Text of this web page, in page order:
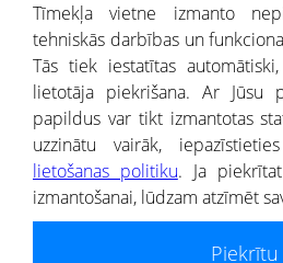
Dzimtas
Uzņēmumu
Monitorings
Kredītizziņa par
® CREDITREFORM Latvija
SIA
Tīmekļa vietne izmanto
tehniskās darbības un
Tās tiek iestatītas
lietotāja piekrišana. Ar Jūsu
papildus var tikt izmantotas
uzzinātu vairāk,
lietošanas politiku. Ja
izmantošanai, lūdzam atzīmēt
Piekrītu